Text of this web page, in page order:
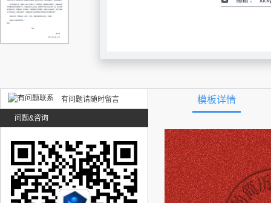
有问题请随时留言
问题&咨询
模板详情